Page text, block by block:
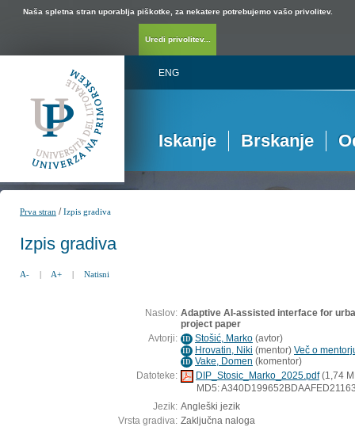
Naša spletna stran uporablja piškotke, za nekatere potrebujemo vašo privolitev.
Uredi privolitev...
ENG
Iskanje Brskanje
Prva stran /Izpis gradiva
Izpis gradiva
A- | A+ | Natisni
Naslov: Adaptive AI-assisted interface for
project paper
Avtorji: ID Stošić, Marko (avtor)
ID Hrovatin, Niki (mentor) Več o
ID Vake, Domen (komentor)
Datoteke:
DIP_Stosic_Marko_2025.pdf(1,74
MD5:
Jezik: Angleški jezik
Vrsta gradiva: Zaključna naloga